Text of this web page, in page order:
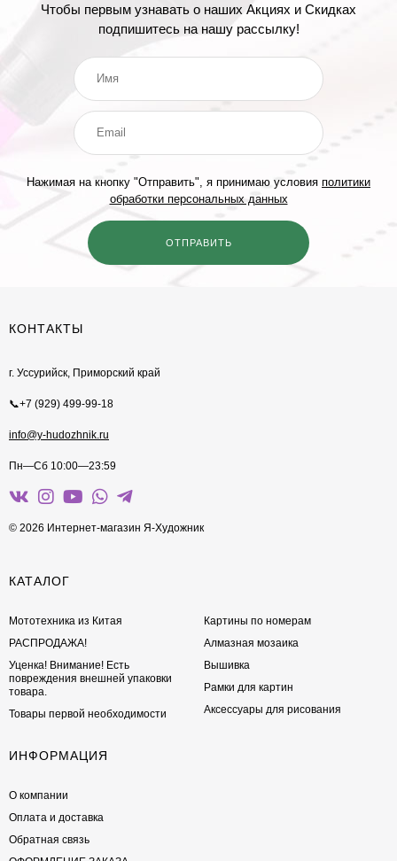
Чтобы первым узнавать о наших Акциях и Скидках
подпишитесь на нашу рассылку!
Нажимая на кнопку "Отправить", я принимаю условия политики
обработки персональных данных
КОНТАКТЫ
г. Уссурийск, Приморский край
📞+7 (929) 499-99-18
info@y-hudozhnik.ru
Пн—Сб 10:00—23:59
© 2026 Интернет-магазин Я-Художник
КАТАЛОГ
Мототехника из Китая
РАСПРОДАЖА!
Уценка! Внимание! Есть
повреждения внешней упаковки
товара.
Товары первой необходимости
Картины по номерам
Алмазная мозаика
Вышивка
Рамки для картин
Аксессуары для рисования
ИНФОРМАЦИЯ
О компании
Оплата и доставка
Обратная связь